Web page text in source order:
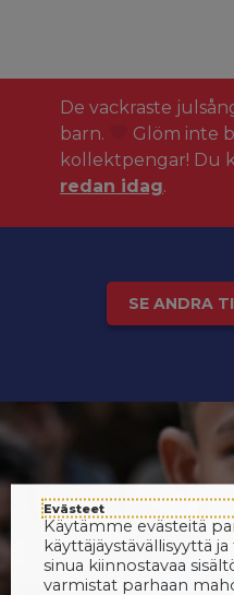
De vackraste
barn.
Glöm inte
kollektpengar! Du
redan idag.
SE ANDRA
Evästeet
Käytämme evästeitä
käyttäjäystävällisyyttä
sinua kiinnostavaa
varmistat parhaan